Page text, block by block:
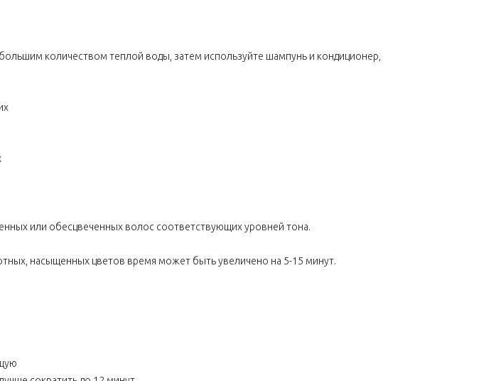
количеством теплой воды, затем используйте шампунь и кондиционер,
или обесцвеченных волос соответствующих уровней тона.
насыщенных цветов время может быть увеличено на 5-15 минут.